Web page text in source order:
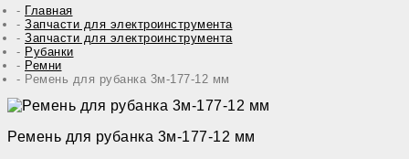
Главная
Запчасти для электроинструмента
Запчасти для электроинструмента
Рубанки
Ремни
Ремень для рубанка 3м-177-12 мм
Ремень для рубанка 3м-177-12 мм